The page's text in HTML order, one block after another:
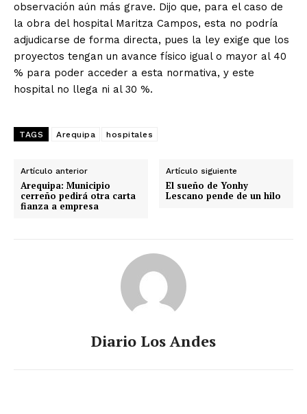
observación aún más grave. Dijo que, para el caso de
la obra del hospital Maritza Campos, esta no podría
adjudicarse de forma directa, pues la ley exige que los
proyectos tengan un avance físico igual o mayor al 40
% para poder acceder a esta normativa, y este
hospital no llega ni al 30 %.
TAGS Arequipa hospitales
Artículo anterior
Arequipa: Municipio
cerreño pedirá otra carta
fianza a empresa
Artículo siguiente
El sueño de Yonhy
Lescano pende de un hilo
Diario Los Andes